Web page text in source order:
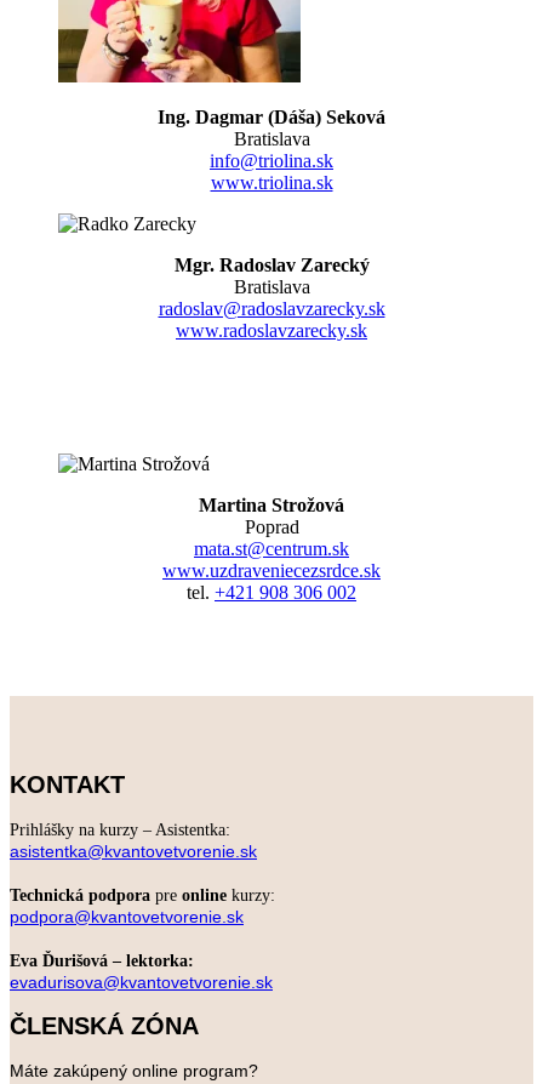
Ing. Dagmar (Dáša) Seková
Bratislava
info@triolina.sk
www.triolina.sk
Mgr. Radoslav Zarecký
Bratislava
radoslav@radoslavzarecky.sk
www.radoslavzarecky.sk
Martina Strožová
Poprad
mata.st@centrum.sk
www.uzdraveniecezsrdce.sk
tel. +421 908 306 002
KONTAKT
Prihlášky na kurzy – Asistentka:
asistentka@kvantovetvorenie.sk
Technická podpora pre online kurzy:
podpora@kvantovetvorenie.sk
Eva Ďurišová – lektorka:
evadurisova@kvantovetvorenie.sk
ČLENSKÁ ZÓNA
Máte zakúpený online program?